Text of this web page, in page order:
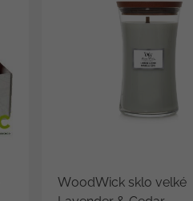
WoodWick sklo velké